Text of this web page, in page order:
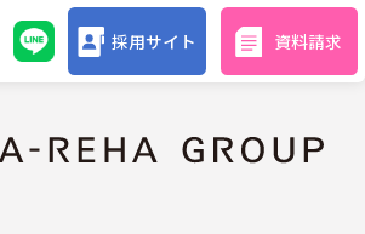
採用サイト 資料請求